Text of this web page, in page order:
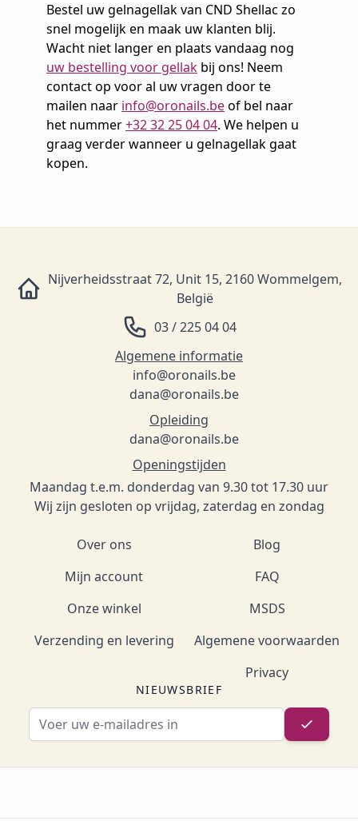
Bestel uw gelnagellak van CND Shellac zo
snel mogelijk en maak uw klanten blij.
Wacht niet langer en plaats vandaag nog
uw bestelling voor gellak bij ons! Neem
contact op voor al uw vragen door te
mailen naar info@oronails.beof bel naar
het nummer+32 32 25 04 04. We helpen u
graag verder wanneer u gelnagellak gaat
kopen.
Nijverheidsstraat 72, Unit 15, 2160 Wommelgem,
België
03 / 225 04 04
Algemene informatie
info@oronails.be
dana@oronails.be
Opleiding
dana@oronails.be
Openingstijden
Maandag t.e.m. donderdag van 9.30 tot 17.30 uur
Wij zijn gesloten op vrijdag, zaterdag en zondag
Over ons
Mijn account
Onze winkel
Verzending en levering
Blog
FAQ
MSDS
Algemene voorwaarden
Privacy
NIEUWSBRIEF